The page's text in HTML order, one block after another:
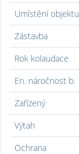
Umístění objektu
Zástavba
Rok kolaudace
En. náročnost b.
Zařízený
Výtah
Ochrana